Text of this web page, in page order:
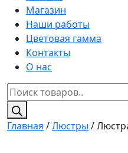
Магазин
Наши работы
Цветовая гамма
Контакты
О нас
Поиск
товаров
Главная /Люстры /